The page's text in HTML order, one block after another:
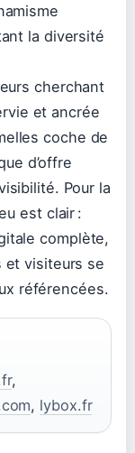
la diversité
cherchant
et ancrée
coche de
d’offre
Pour la
est clair :
complète,
et visiteurs se
référencées.
,
, lybox.fr